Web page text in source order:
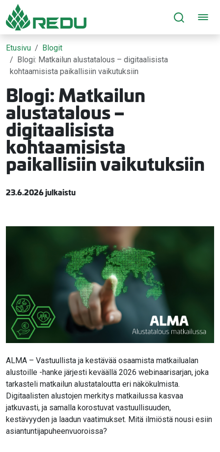
Siirry sivusisältöön
Etusivu
Blogit
Blogi: Matkailun alustatalous – digitaalisista
kohtaamisista paikallisiin vaikutuksiin
Blogi: Matkailun
alustatalous –
digitaalisista
kohtaamisista
paikallisiin vaikutuksiin
23.6.2026 julkaistu
ALMA – Vastuullista ja kestävää osaamista matkailualan
alustoille -hanke järjesti keväällä 2026 webinaarisarjan, joka
tarkasteli matkailun alustataloutta eri näkökulmista.
Digitaalisten alustojen merkitys matkailussa kasvaa
jatkuvasti, ja samalla korostuvat vastuullisuuden,
kestävyyden ja laadun vaatimukset. Mitä ilmiöstä nousi esiin
asiantuntijapuheenvuoroissa?